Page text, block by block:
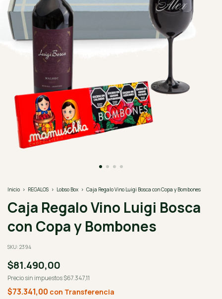
Inicio > REGALOS > Lobso Box > Caja Regalo Vino Luigi Bosca con Copa y Bombones
Caja Regalo Vino Luigi Bosca
con Copa y Bombones
SKU: 2394
$81.490,00
Precio sin impuestos$67.347,11
$73.341,00 con Transferencia